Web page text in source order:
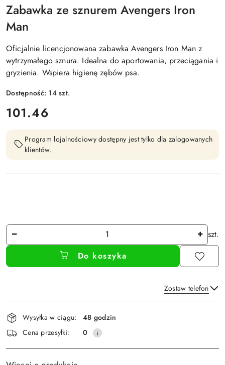
Z
O.O.,
SP.
K.
Zabawka ze sznurem Avengers Iron
Man
Oficjalnie licencjonowana zabawka Avengers Iron Man z
wytrzymałego sznura. Idealna do aportowania, przeciągania i
gryzienia. Wspiera higienę zębów psa.
Dostępność: 14szt.
cena:
101.46
Program lojalnościowy dostępny jest tylko dla zalogowanych
klientów.
Ilość
szt.
Do koszyka
Zostaw telefon
Wyślij
Dostępność
i
dostawa
Wysyłka w ciągu:
48 godzin
Cena przesyłki:
0